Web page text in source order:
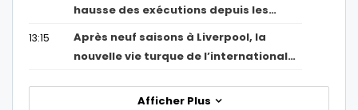
hausse des exécutions depuis les…
13:15
Après neuf saisons à Liverpool, la
nouvelle vie turque de l’international…
Afficher Plus